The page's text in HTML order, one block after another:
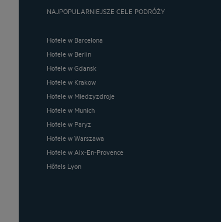
NAJPOPULARNIEJSZE CELE PODRÓŻY
Hotele w Barcelona
Hotele w Berlin
Hotele w Gdansk
Hotele w Krakow
Hotele w Miedzyzdroje
Hotele w Munich
Hotele w Paryz
Hotele w Warszawa
Hotele w Aix-En-Provence
Hôtels Lyon